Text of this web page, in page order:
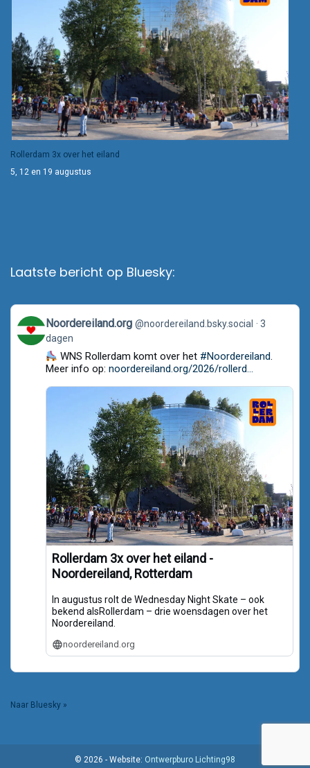
Rollerdam 3x over het eiland
5, 12 en 19 augustus
Laatste bericht op Bluesky:
View
post
by
Noordereiland.org
Bluesky
Noordereiland.org @noordereiland.bsky.social
3
dagen
WNS Rollerdam komt over het #Noordereiland.
Meer info op: noordereiland.org/2026/rollerd...
Rollerdam 3x over het eiland -
Noordereiland, Rotterdam
In augustus rolt de Wednesday Night Skate – ook
bekend alsRollerdam – drie woensdagen over het
Noordereiland.
noordereiland.org
Naar Bluesky »
© 2026 - Website: Ontwerpburo Lichting98